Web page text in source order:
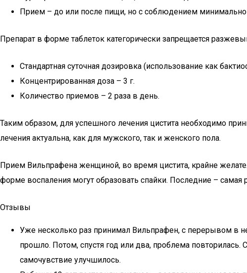
Прием – до или после пищи, но с соблюдением
Препарат в форме таблеток категорически запрещается
Стандартная суточная дозировка (использование как
Концентрированная доза – 3 г.
Количество приемов – 2 раза в день.
Таким образом, для успешного лечения цистита необходимо
лечения актуальна, как для мужского, так и женского пола.
Прием Вильпрафена женщиной, во время цистита, крайне
форме воспаления могут образовать спайки. Последние – самая
Отзывы
Уже несколько раз принимал Вильпрафен, с перерывом в
прошло. Потом, спустя год или два, проблема
самочувствие улучшилось.